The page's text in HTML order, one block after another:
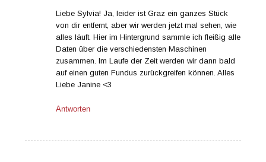
Liebe Sylvia! Ja, leider ist Graz ein ganzes Stück
von dir entfernt, aber wir werden jetzt mal sehen, wie
alles läuft. Hier im Hintergrund sammle ich fleißig alle
Daten über die verschiedensten Maschinen
zusammen. Im Laufe der Zeit werden wir dann bald
auf einen guten Fundus zurückgreifen können. Alles
Liebe Janine <3
Antworten